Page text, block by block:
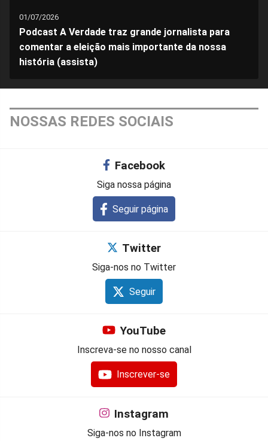
01/07/2026
Podcast A Verdade traz grande jornalista para
comentar a eleição mais importante da nossa
história (assista)
NOSSAS REDES SOCIAIS
Facebook
Siga nossa página
Seguir página
Twitter
Siga-nos no Twitter
Seguir
YouTube
Inscreva-se no nosso canal
Inscrever-se
Instagram
Siga-nos no Instagram